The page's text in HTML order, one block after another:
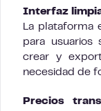
Interfaz
La plataforma
para usuarios
crear y
necesidad de
Precios